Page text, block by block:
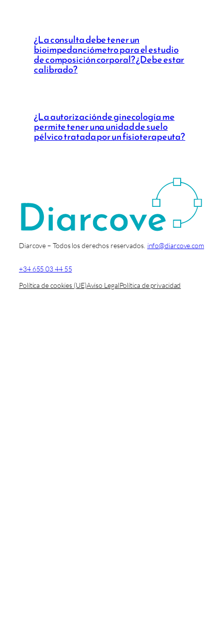
¿La consulta debe tener un
bioimpedanciómetro para el estudio
de composición corporal? ¿Debe estar
calibrado?
¿La autorización de ginecología me
permite tener una unidad de suelo
pélvico tratada por un fisioterapeuta?
Diarcove – Todos los derechos reservados. info@diarcove.com
+34 655 03 44 55
Política de cookies (UE)Aviso LegalPolítica de privacidad